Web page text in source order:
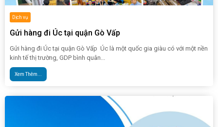
Dịch vụ
Gửi hàng đi Úc tại quận Gò Vấp
Gửi hàng đi Úc tại quận Gò Vấp Úc là một quốc gia giàu có với một nền
kinh tế thị trường, GDP bình quân...
Xem Thêm...